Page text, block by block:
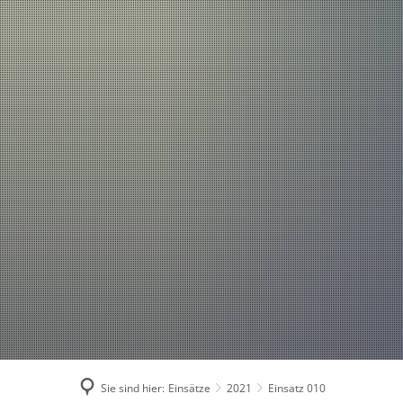
Einsätze
2026
2025
2024
2023
2022
2021
Aktuelles
Sie sind hier: Einsätze 2021 Einsatz 010